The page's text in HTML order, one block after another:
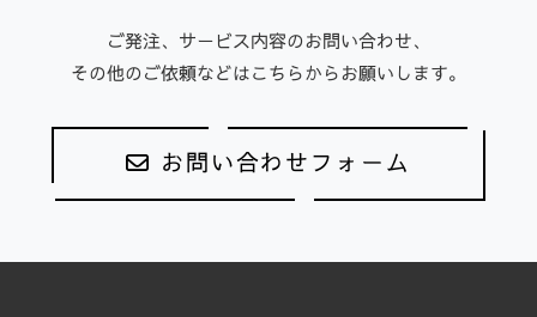
ご発注、サービス内容のお問い合わせ、
その他のご依頼などはこちらからお願いします。
お問い合わせフォーム